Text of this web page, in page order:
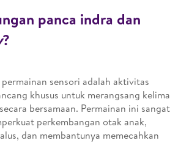
panca indra dan
?
sensori adalah aktivitas
khusus untuk merangsang kelima
bersamaan. Permainan ini sangat
perkembangan otak anak,
dan membantunya memecahkan